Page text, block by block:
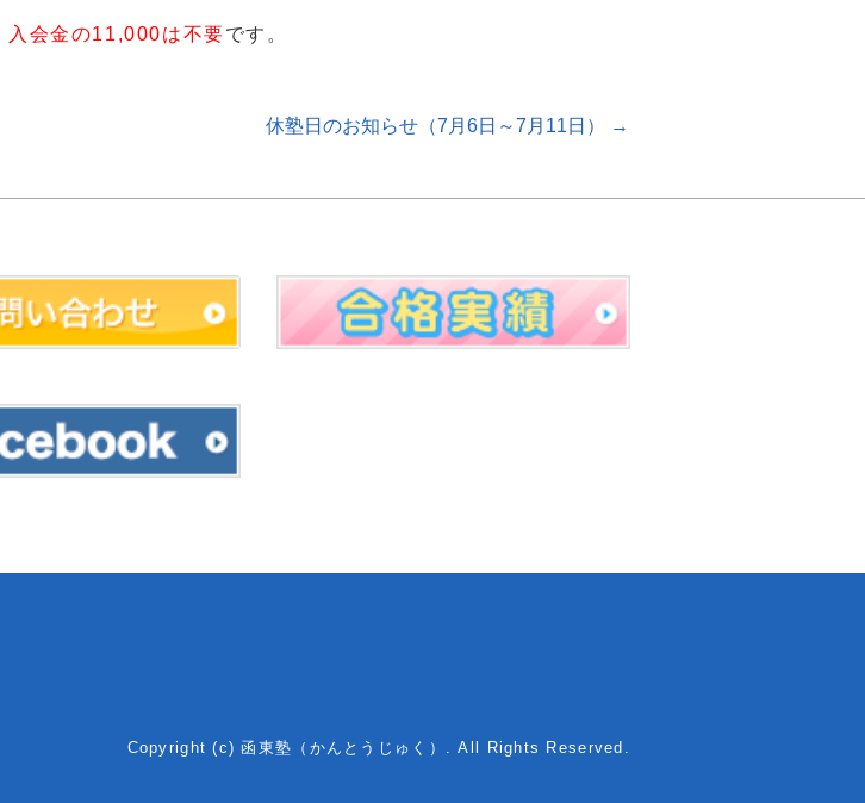
入会金の11,000は不要です。
休塾日のお知らせ（7月6日～7月11日） →
Copyright (c) 函東塾（かんとうじゅく）. All Rights Reserved.